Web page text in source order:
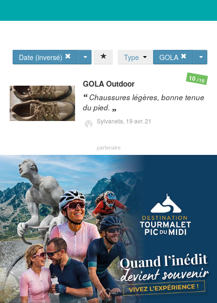
Date (inversé) GOLA
Type
GOLAOutdoor
Chaussures légères, bonne tenue
du pied.
Sylvaneta, 19 avr. 21
10/10